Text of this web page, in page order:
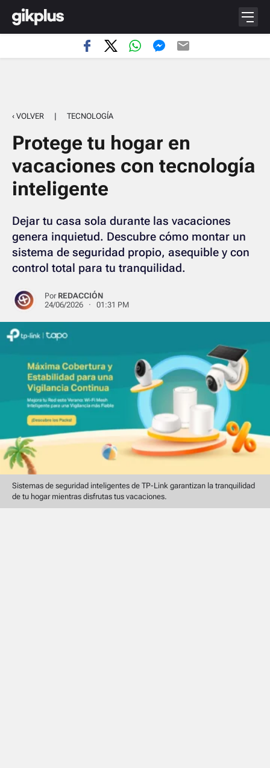
‹ VOLVER | TECNOLOGÍA
Protege tu hogar en
vacaciones con tecnología
inteligente
Dejar tu casa sola durante las vacaciones
genera inquietud. Descubre cómo montar un
sistema de seguridad propio, asequible y con
control total para tu tranquilidad.
Por REDACCIÓN
24/06/2026 · 01:31 PM
Sistemas de seguridad inteligentes de TP-Link garantizan la tranquilidad
de tu hogar mientras disfrutas tus vacaciones.